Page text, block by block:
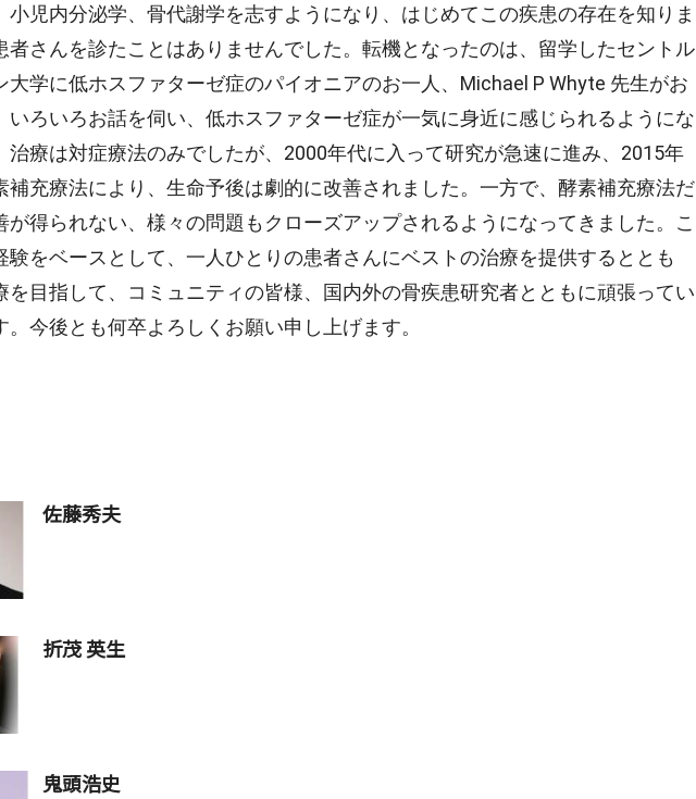
小児内分泌学、骨代謝学を志すようになり、はじめてこの疾患の存在を知りま
者さんを診たことはありませんでした。転機となったのは、留学したセントル
大学に低ホスファターゼ症のパイオニアのお一人、Michael P Whyte 先生がお
いろいろお話を伺い、低ホスファターゼ症が一気に身近に感じられるようにな
治療は対症療法のみでしたが、2000年代に入って研究が急速に進み、2015年
補充療法により、生命予後は劇的に改善されました。一方で、酵素補充療法だ
が得られない、様々の問題もクローズアップされるようになってきました。こ
験をベースとして、一人ひとりの患者さんにベストの治療を提供するととも
を目指して、コミュニティの皆様、国内外の骨疾患研究者とともに頑張ってい
。今後とも何卒よろしくお願い申し上げます。
佐藤秀夫
折茂 英生
鬼頭浩史